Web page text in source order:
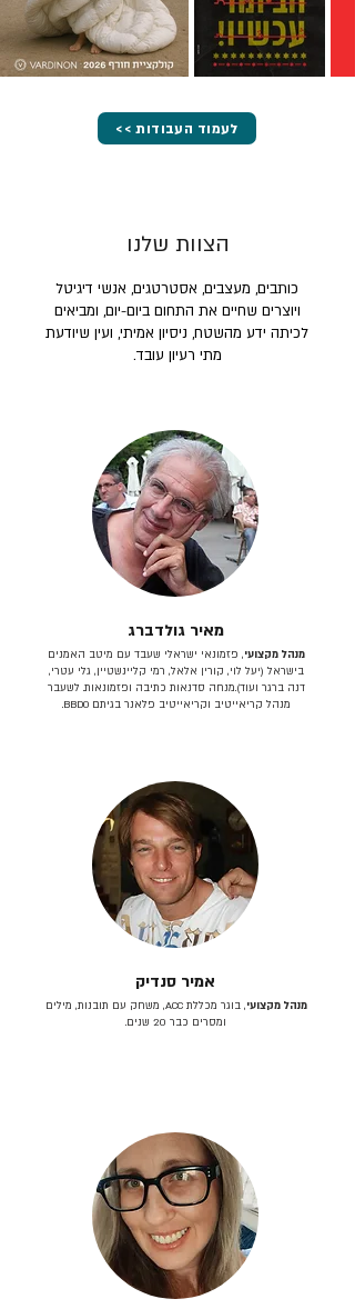
<< לעמוד העבודות
הצוות שלנו
כותבים, מעצבים, אסטרטגים, אנשי דיגיטל
ויוצרים שחיים את התחום ביום-יום, ומביאים
לכיתה ידע מהשטח, ניסיון אמיתי, ועין שיודעת
מתי רעיון עובד.
מאיר גולדברג
מנהל מקצועי, פזמונאי ישראלי שעבד עם מיטב האמנים
בישראל (יעל לוי, קורין אלאל, רמי קליינשטיין, גלי עטרי,
דנה ברגר ועוד).מנחה סדנאות כתיבה ופזמונאות. לשעבר
מנהל קריאייטיב וקריאייטיב פלאנר בגיתם BBDO.
אמיר סנדיק
מנהל מקצועי
, בוגר מכללת ACC, משחק עם תובנות, מילים
ומסרים כבר 20 שנים.